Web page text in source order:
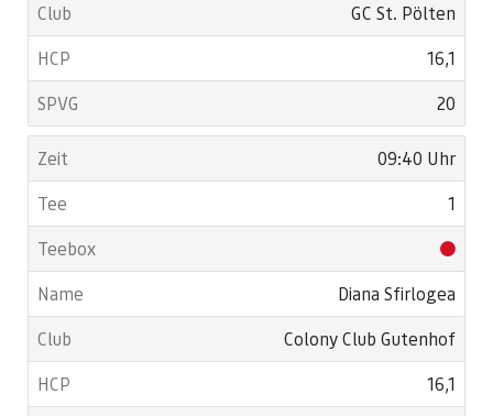
GC St. Pölten
16,1
20
09:40 Uhr
1
Diana Sfirlogea
Colony Club Gutenhof
16,1